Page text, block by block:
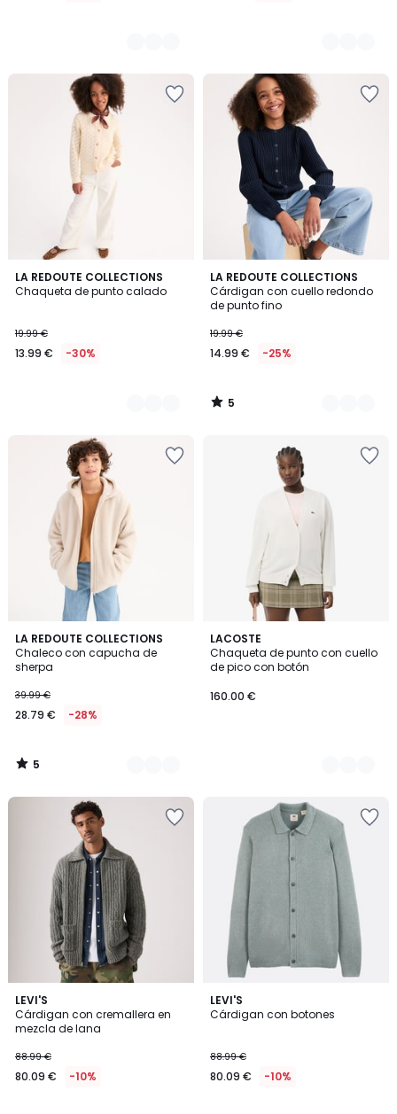
LA REDOUTE COLLECTIONS
Chaqueta de punto calado
19.99 €
13.99 € -30%
2
Colores
LA REDOUTE COLLECTIONS
Cárdigan con cuello redondo
de punto fino
19.99 €
14.99 € -25%
5
/
5
2
Colores
5
/
LA REDOUTE COLLECTIONS
Chaleco con capucha de
sherpa
39.99 €
28.79 € -28%
5
/
5
3
Colores
5
/
LACOSTE
Chaqueta de punto con cuello
de pico con botón
160.00 €
2
Colores
LEVI'S
Cárdigan con cremallera en
mezcla de lana
88.99 €
80.09 € -10%
LEVI'S
Cárdigan con botones
88.99 €
80.09 € -10%
5
/
2
Colores